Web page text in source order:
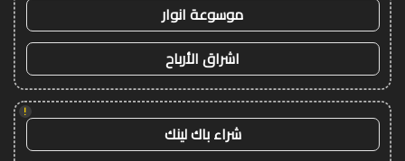
موسوعة انوار
اشراق الأرباح
!
شراء باك لينك